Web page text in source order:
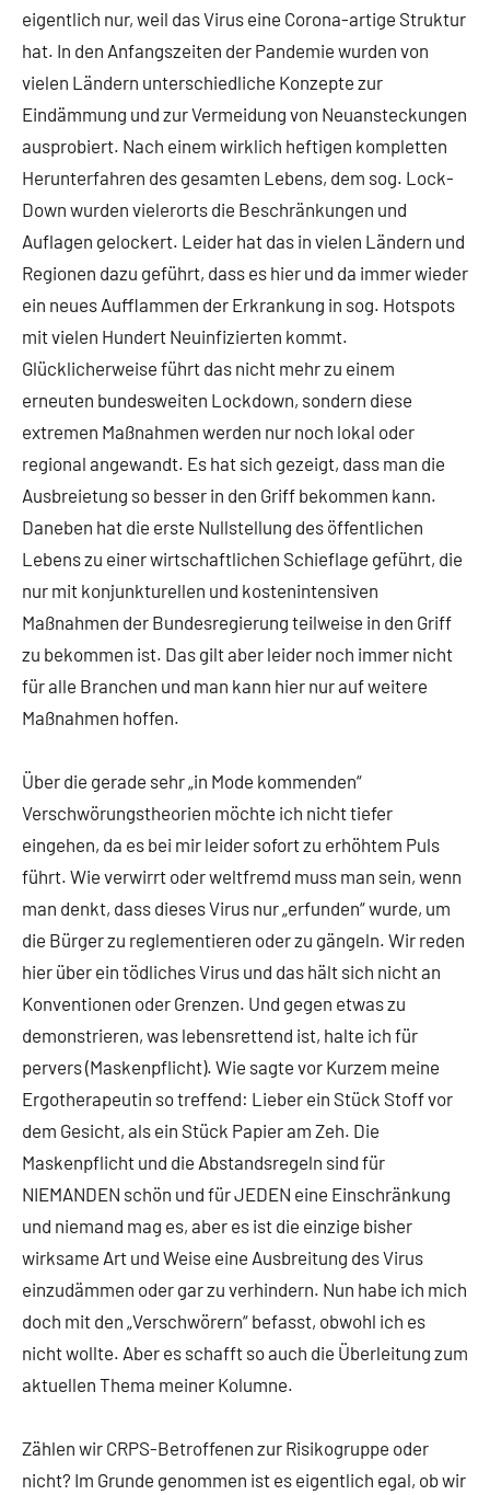
eigentlich nur, weil das Virus eine Corona-artige Struktur
hat. In den Anfangszeiten der Pandemie wurden von
vielen Ländern unterschiedliche Konzepte zur
Eindämmung und zur Vermeidung von Neuansteckungen
ausprobiert. Nach einem wirklich heftigen kompletten
Herunterfahren des gesamten Lebens, dem sog. Lock-
Down wurden vielerorts die Beschränkungen und
Auflagen gelockert. Leider hat das in vielen Ländern und
Regionen dazu geführt, dass es hier und da immer wieder
ein neues Aufflammen der Erkrankung in sog. Hotspots
mit vielen Hundert Neuinfizierten kommt.
Glücklicherweise führt das nicht mehr zu einem
erneuten bundesweiten Lockdown, sondern diese
extremen Maßnahmen werden nur noch lokal oder
regional angewandt. Es hat sich gezeigt, dass man die
Ausbreietung so besser in den Griff bekommen kann.
Daneben hat die erste Nullstellung des öffentlichen
Lebens zu einer wirtschaftlichen Schieflage geführt, die
nur mit konjunkturellen und kostenintensiven
Maßnahmen der Bundesregierung teilweise in den Griff
zu bekommen ist. Das gilt aber leider noch immer nicht
für alle Branchen und man kann hier nur auf weitere
Maßnahmen hoffen.
Über die gerade sehr „in Mode kommenden“
Verschwörungstheorien möchte ich nicht tiefer
eingehen, da es bei mir leider sofort zu erhöhtem Puls
führt. Wie verwirrt oder weltfremd muss man sein, wenn
man denkt, dass dieses Virus nur „erfunden“ wurde, um
die Bürger zu reglementieren oder zu gängeln. Wir reden
hier über ein tödliches Virus und das hält sich nicht an
Konventionen oder Grenzen. Und gegen etwas zu
demonstrieren, was lebensrettend ist, halte ich für
pervers (Maskenpflicht). Wie sagte vor Kurzem meine
Ergotherapeutin so treffend: Lieber ein Stück Stoff vor
dem Gesicht, als ein Stück Papier am Zeh. Die
Maskenpflicht und die Abstandsregeln sind für
NIEMANDEN schön und für JEDEN eine Einschränkung
und niemand mag es, aber es ist die einzige bisher
wirksame Art und Weise eine Ausbreitung des Virus
einzudämmen oder gar zu verhindern. Nun habe ich mich
doch mit den „Verschwörern“ befasst, obwohl ich es
nicht wollte. Aber es schafft so auch die Überleitung zum
aktuellen Thema meiner Kolumne.
Zählen wir CRPS-Betroffenen zur Risikogruppe oder
nicht? Im Grunde genommen ist es eigentlich egal, ob wir